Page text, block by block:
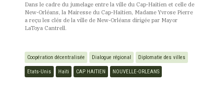
Dans le cadre du jumelage entre la ville du Cap-Haïtien et celle de
New-Orléans, la Mairesse du Cap-Haïtien, Madame Yvrose Pierre
a reçu les clés de la ville de New-Orléans dirigée par Mayor
LaToya Cantrell.
Coopération décentralisée Dialogue régional Diplomatie des villes
Etats-Unis Haïti CAP HAITIEN NOUVELLE-ORLEANS